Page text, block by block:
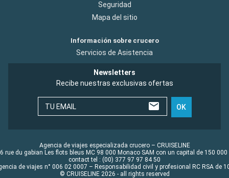
Seguridad
Mapa del sitio
Información sobre crucero
Servicios de Asistencia
Newsletters
Recibe nuestras exclusivas ofertas
TU EMAIL OK
Agencia de viajes especializada crucero – CRUISELINE
rue du gabian Les flots bleus MC 98 000 Monaco SAM con un capital de 150 000
contact tel : (00) 377 97 97 84 50
de viajes n° 006 02 0007 – Responsabilidad civil y profesional RC RSA de
© CRUISELINE 2026 - all rights reserved